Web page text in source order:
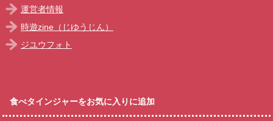
運営者情報
時遊zine（じゆうじん）
ジユウフォト
食べタインジャーをお気に入りに追加